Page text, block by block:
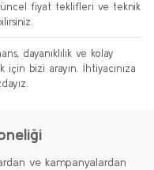
fiyat teklifleri ve teknik
dayanıklılık ve kolay
için bizi arayın. İhtiyacınıza
ve kampanyalardan